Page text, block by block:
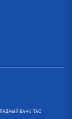
БАНК ПАО